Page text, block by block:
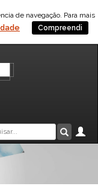
de navegação. Para mais
Compreendi